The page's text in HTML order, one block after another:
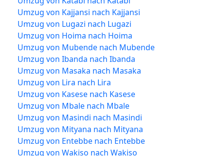
Umzug von Kajjansi nach Kajjansi
Umzug von Lugazi nach Lugazi
Umzug von Hoima nach Hoima
Umzug von Mubende nach Mubende
Umzug von Ibanda nach Ibanda
Umzug von Masaka nach Masaka
Umzug von Lira nach Lira
Umzug von Kasese nach Kasese
Umzug von Mbale nach Mbale
Umzug von Masindi nach Masindi
Umzug von Mityana nach Mityana
Umzug von Entebbe nach Entebbe
Umzug von Wakiso nach Wakiso